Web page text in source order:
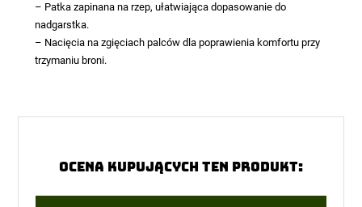
– Patka zapinana na rzep, ułatwiająca dopasowanie do
nadgarstka.
– Nacięcia na zgięciach palców dla poprawienia komfortu przy
trzymaniu broni.
Ocena kupujących ten produkt: